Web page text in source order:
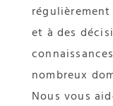
et à des
nombreux
Nous vous